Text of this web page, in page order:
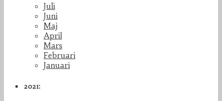
Juli
Juni
Maj
April
Mars
Februari
Januari
2021: